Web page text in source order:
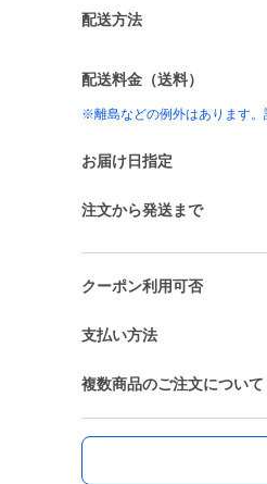
配送方法
配送料金（送料）
※離島などの例外はあります。
お届け日指定
注文から発送まで
クーポン利用可否
支払い方法
複数商品のご注文について